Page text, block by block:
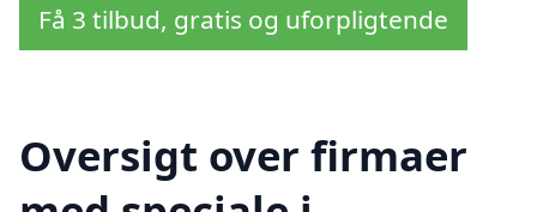
Få 3 tilbud, gratis og uforpligtende
Oversigt over firmaer